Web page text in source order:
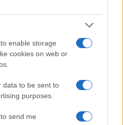
enable storage
cookies on web or
data to be sent to
purposes.
send me
in Scozia per i giochi del